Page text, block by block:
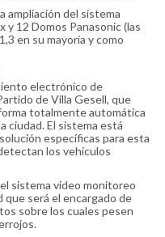
ampliación del sistema
y 12 Domos Panasonic (las
en su mayoría y como
electrónico de
de Villa Gesell, que
totalmente automática
ciudad. El sistema está
específicas para esta
los vehículos
sistema video monitoreo
que será el encargado de
sobre los cuales pesen